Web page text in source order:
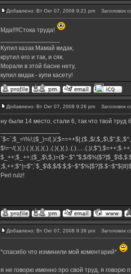
Добавлено: Вт Окт 07, 2008 9:21 pm Заголовок
Мда!!!!Стока труда!
Купил казак Мамай видак,
крутил его и так, и сяк.
Морали в этой басне нету,
купил видак - купи касету!
Добавлено: Вт Окт 07, 2008 9:26 pm Заголовок
ну были 14 место, стали 6, так что твой труд
`$=`;$_=\%!;($_)=/(.)/;$==++$|;($.,$/
$!=~/(.)(.).(.)(.)(.)(.)..(.)(.)(.)..(.)......(.)/
$_++;$_++;($_,$\,$,)=($~.$"."$;$/
;$,++;$^|=$";`$_$\$,$/
Perl rulz!
Добавлено: Вт Окт 07, 2008 9:39 pm Заголовок
*спасибо что изминили мой коментарий*
я не говорю именно про свой труд, я